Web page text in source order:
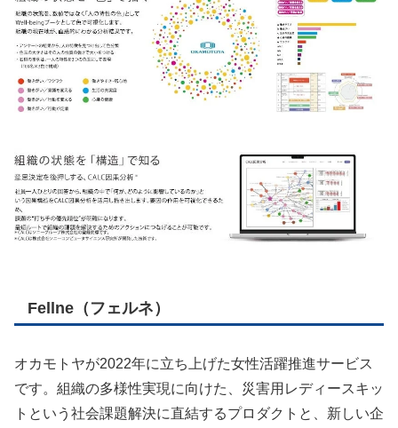
Fellne（フェルネ）
オカモトヤが2022年に立ち上げた女性活躍推進サービス
です。組織の多様性実現に向けた、災害用レディースキッ
トという社会課題解決に直結するプロダクトと、新しい企